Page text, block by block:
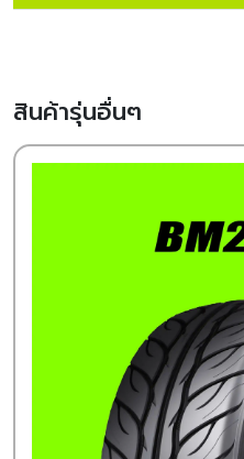
สินค้ารุ่นอื่นๆ